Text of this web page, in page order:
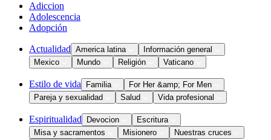
Adiccion
Adolescencia
Adopción
Actualidad America latina
Información general
Mexico
Mundo Religión Vaticano
Estilo de vida Familia
For Her &amp; For Men
Pareja y sexualidad
Salud Vida profesional
Espiritualidad Devocion
Escritura
Misa y sacramentos
Misionero
Nuestras cruces